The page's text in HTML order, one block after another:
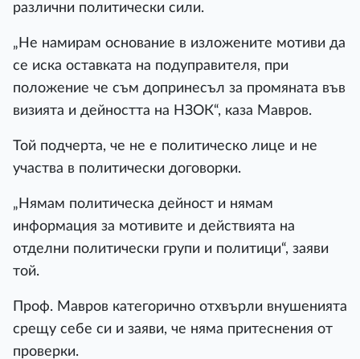
различни политически сили.
„Не намирам основание в изложените мотиви да
се иска оставката на подуправителя, при
положение че съм допринесъл за промяната във
визията и дейността на НЗОК“, каза Мавров.
Той подчерта, че не е политическо лице и не
участва в политически договорки.
„Нямам политическа дейност и нямам
информация за мотивите и действията на
отделни политически групи и политици“, заяви
той.
Проф. Мавров категорично отхвърли внушенията
срещу себе си и заяви, че няма притеснения от
проверки.